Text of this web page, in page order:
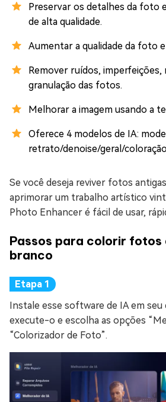
Preservar os detalhes da foto
de alta qualidade.
Aumentar a qualidade da foto
Remover ruídos, imperfeições,
granulação das fotos.
Melhorar a imagem usando a
Oferece 4 modelos de IA:
retrato/denoise/geral/
Se você deseja reviver fotos
aprimorar um trabalho artístico
Photo Enhancer é fácil de usar,
Passos para colorir fotos
branco
Instale esse software de IA em
execute-o e escolha as opções
“Colorizador de Foto”.